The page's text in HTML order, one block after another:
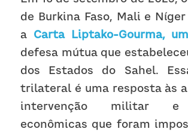
de Burkina Faso, Mali e
a Carta Liptako-Gourma,
defesa mútua que
dos Estados do Sahel.
trilateral é uma resposta às
intervenção militar e
econômicas que foram